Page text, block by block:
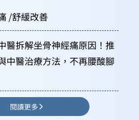
/舒緩改善
醫拆解坐骨神經痛原因！推
中醫治療方法，不再腰酸腳
閱讀更多